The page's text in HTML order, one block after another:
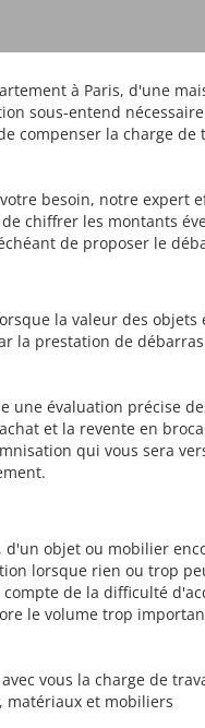
à Paris, d'une
sous-entend
compenser la charge
besoin, notre expert
chiffrer les montants
de proposer le
la valeur des
la prestation de
une évaluation précise
et la revente en
qui vous sera
objet ou mobilier
lorsque rien ou trop
de la difficulté
le volume trop
vous la charge de
matériaux et mobiliers